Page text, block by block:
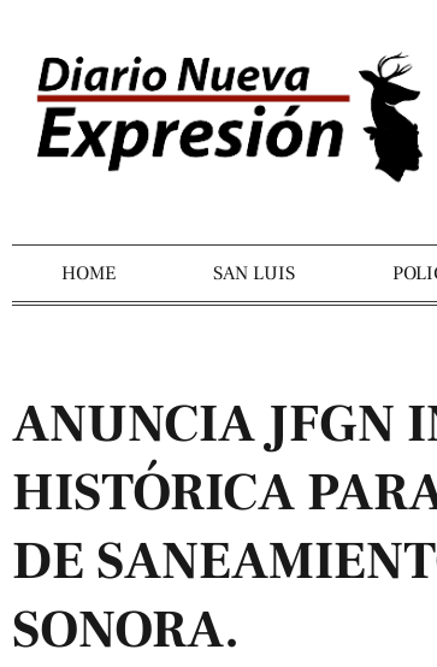
HOME SAN LUIS
ANUNCIA JFGN
HISTÓRICA
DE
SONORA.